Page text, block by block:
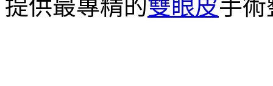
提供最專精的雙眼皮手術